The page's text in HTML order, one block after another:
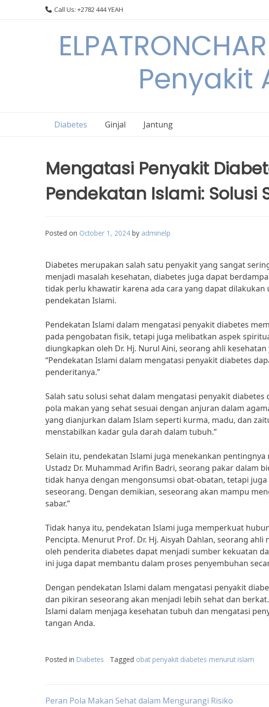
Call Us: +2782 444 YEAH
Penyakit
Diabetes Ginjal Jantung
Mengatasi Penyakit
Pendekatan Islami: Solusi
Posted on October 1, 2024 by adminelp
Diabetes merupakan salah satu penyakit yang sangat
menjadi masalah kesehatan, diabetes juga dapat
tidak perlu khawatir karena ada cara yang dapat
pendekatan Islami.
Pendekatan Islami dalam mengatasi penyakit diabetes
pada pengobatan fisik, tetapi juga melibatkan aspek
diungkapkan oleh Dr. Hj. Nurul Aini, seorang ahli
“Pendekatan Islami dalam mengatasi penyakit diabetes
penderitanya.”
Salah satu solusi sehat dalam mengatasi penyakit
pola makan yang sehat sesuai dengan anjuran dalam
yang dianjurkan dalam Islam seperti kurma, madu, dan
menstabilkan kadar gula darah dalam tubuh.”
Selain itu, pendekatan Islami juga menekankan
Ustadz Dr. Muhammad Arifin Badri, seorang pakar dalam
tidak hanya dengan mengonsumsi obat-obatan, tetapi
seseorang. Dengan demikian, seseorang akan mampu
sabar.”
Tidak hanya itu, pendekatan Islami juga memperkuat
Pencipta. Menurut Prof. Dr. Hj. Aisyah Dahlan, seorang
oleh penderita diabetes dapat menjadi sumber kekuatan
ini juga dapat membantu dalam proses penyembuhan
Dengan pendekatan Islami dalam mengatasi penyakit
dan pikiran seseorang akan menjadi lebih sehat dan
Islami dalam menjaga kesehatan tubuh dan mengatasi
tangan Anda.
Posted in Diabetes Tagged obat penyakit diabetes menurut islam
Peran Pola Makan Sehat dalam Mengurangi Risiko